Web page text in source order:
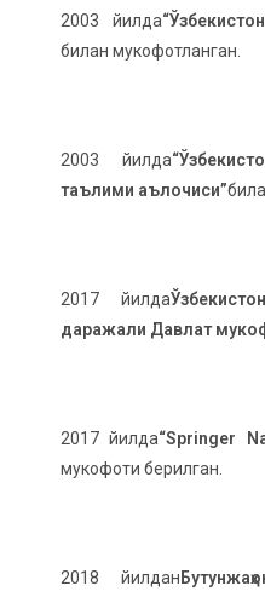
2003 йилда
билан мукофотланган.
2003 йилда
таълими аълочиси”
2017 йилда
даражали Давлат
2017 йилда“Springer
мукофоти берилган.
2018 йилдан